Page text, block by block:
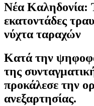
Νέα Καληδονία:
εκατοντάδες
νύχτα ταραχών
Κατά την
της
προκάλεσε την
ανεξαρτησίας.